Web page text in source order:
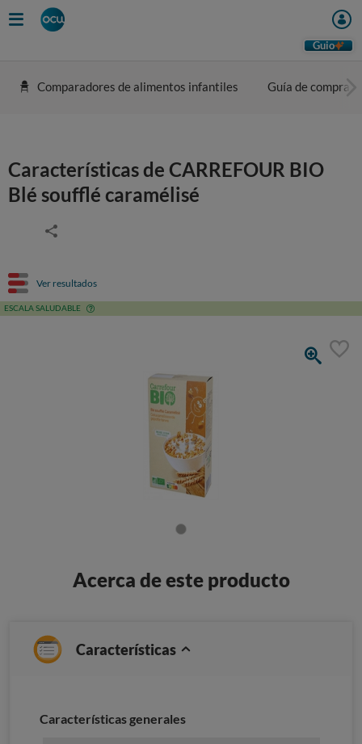
Guio
Comparadores de alimentos infantiles Guía de compra
Características de CARREFOUR BIO
Blé soufflé caramélisé
Ver resultados
ESCALA SALUDABLE
Acerca de este producto
Características
Características generales